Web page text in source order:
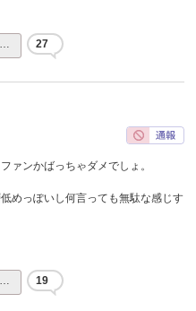
… 27
ァンかばっちゃダメでしょ。
めっぽいし何言っても無駄な感じす
… 19